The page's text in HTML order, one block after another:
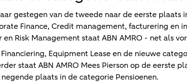
gestegen van de tweede naar de eerste
Finance, Credit management, facturering en
en Risk Management staat ABN AMRO - net als
Equipment Lease en de nieuwe
staat ABN AMRO Mees Pierson op de eerste
plaats in de categorie Pensioenen.